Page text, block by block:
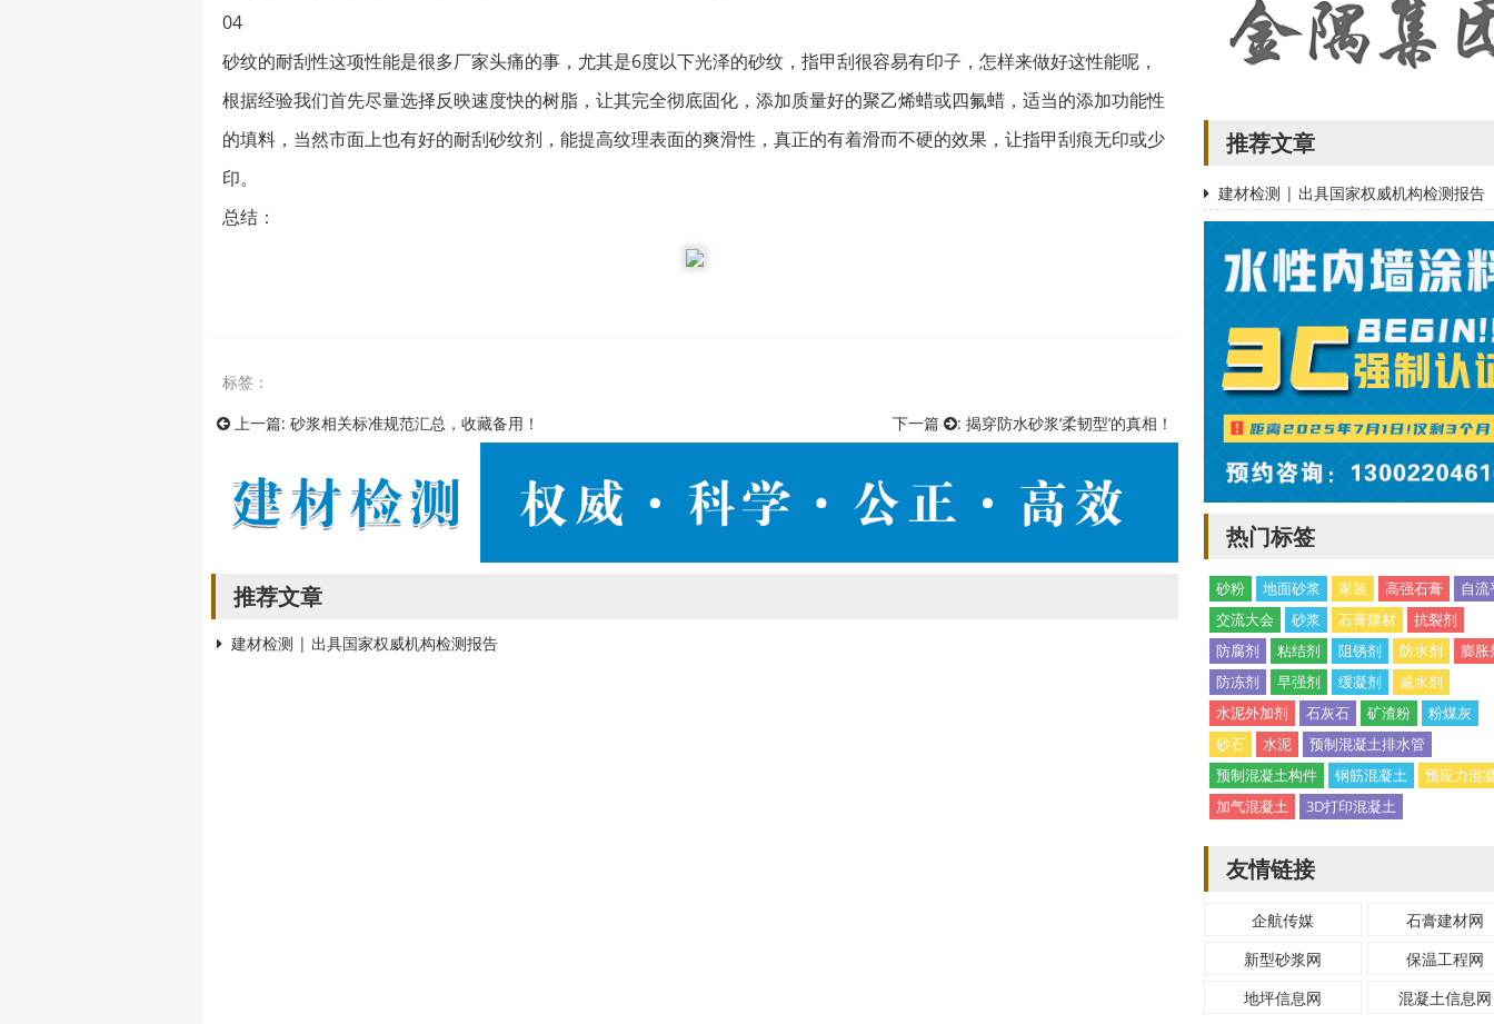
04
砂纹的耐刮性这项性能是很多厂家头痛的事，尤其是6度以下光泽的砂纹，指甲刮很容易有印子，怎样来做好这性能呢，
根据经验我们首先尽量选择反映速度快的树脂，让其完全彻底固化，添加质量好的聚乙烯蜡或四氟蜡，适当的添加功能性
的填料，当然市面上也有好的耐刮砂纹剂，能提高纹理表面的爽滑性，真正的有着滑而不硬的效果，让指甲刮痕无印或少
印。
总结：
标签：
上一篇: 砂浆相关标准规范汇总，收藏备用！ 下一篇 : 揭穿防水砂浆‘柔韧型’的真相！
推荐文章
建材检测 | 出具国家权威机构检测报告
推荐文章
建材检测 | 出具国家权威机构检测报告
热门标签
砂粉 地面砂浆 家装 高强石膏
自流
交流大会
砂浆 石膏建材
抗裂剂
防腐剂
粘结剂 阻锈剂 防水剂
膨胀
防冻剂
早强剂 缓凝剂
减水剂
水泥外加剂
石灰石 矿渣粉
粉煤灰
砂石
水泥
预制混凝土排水管
预制混凝土构件
钢筋混凝土
预应力混
加气混凝土
3D打印混凝土
友情链接
企航传媒
石膏建材网
新型砂浆网
保温工程网
地坪信息网
混凝土信息网